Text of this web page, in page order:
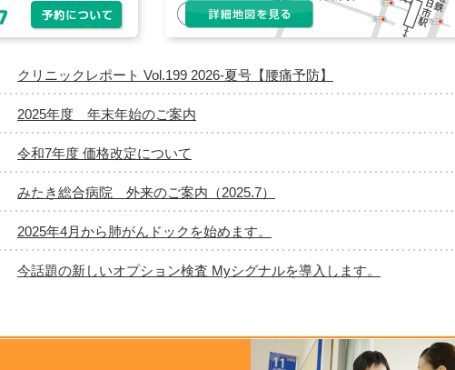
クリニックレポート Vol.199 2026-夏号【腰痛予防】
2025年度 年末年始のご案内
令和7年度 価格改定について
みたき総合病院 外来のご案内（2025.7）
2025年4月から肺がんドックを始めます。
今話題の新しいオプション検査 Myシグナルを導入します。